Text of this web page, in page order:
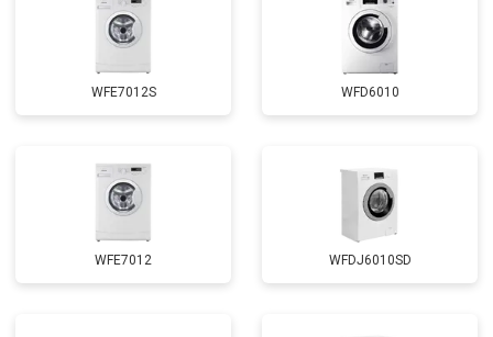
Замена УБЛ от 2100 ₽ Заказать
Замена приводного ремня от 2550 ₽ Заказать
WFE7012S WFD6010
WFE7012 WFDJ6010SD